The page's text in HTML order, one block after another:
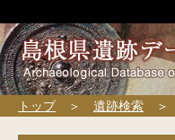
トップ＞ 遺跡検索 ＞